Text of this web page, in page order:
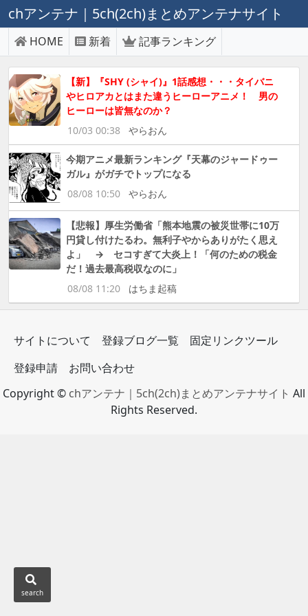
chアンテナ｜5ch(2ch)まとめアンテナサイト
HOME 新着 記事ランキング
【新】『SHY (シャイ)』1話感想・・・タイバニ
やヒロアカとはまた違うヒーローアニメ！ 男の
ヒーローは皆無なのか？
10/03 00:38
やらおん
今期アニメ最新ランキング『天幕のジャードゥー
ガル』がガチでトップになる
08/08 10:50
やらおん
【悲報】厚生労働省「熊本地震の被災世帯に10万
円貸し付けたるわ。無利子やからありがたく思え
よ」 → セコすぎて大炎上！「何のための税金
だ！過去最高税収なのに」
08/08 11:20
はちま起稿
サイトについて 登録ブログ一覧
固定リンクツール
登録申請
お問い合わせ
Copyright © chアンテナ｜5ch(2ch)まとめアンテナサイト All
Rights Reserved.
search